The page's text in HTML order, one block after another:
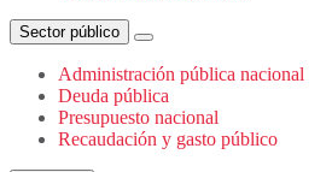
Sector público
Administración pública nacional
Deuda pública
Presupuesto nacional
Recaudación y gasto público